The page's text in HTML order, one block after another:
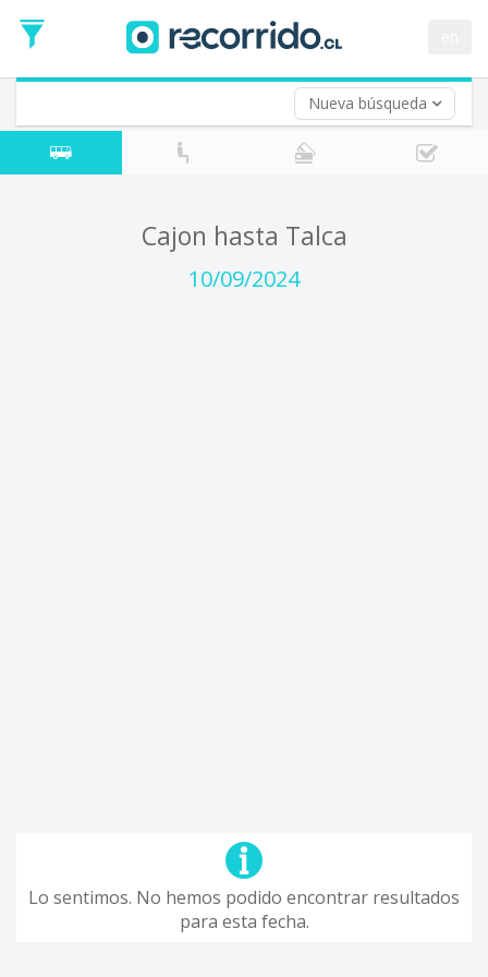
Nueva búsqueda
de
Ida
Vuelta (opcional)
Fecha
de
Cajon hasta Talca
10/09/2024
Lo sentimos. No hemos podido encontrar resultados
para esta fecha.